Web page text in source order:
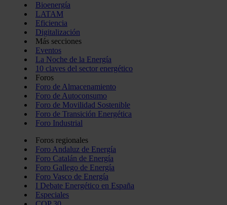
Bioenergía
LATAM
Eficiencia
Digitalización
Más secciones
Eventos
La Noche de la Energía
10 claves del sector energético
Foros
Foro de Almacenamiento
Foro de Autoconsumo
Foro de Movilidad Sostenible
Foro de Transición Energética
Foro Industrial
Foros regionales
Foro Andaluz de Energía
Foro Catalán de Energía
Foro Gallego de Energía
Foro Vasco de Energía
I Debate Energético en España
Especiales